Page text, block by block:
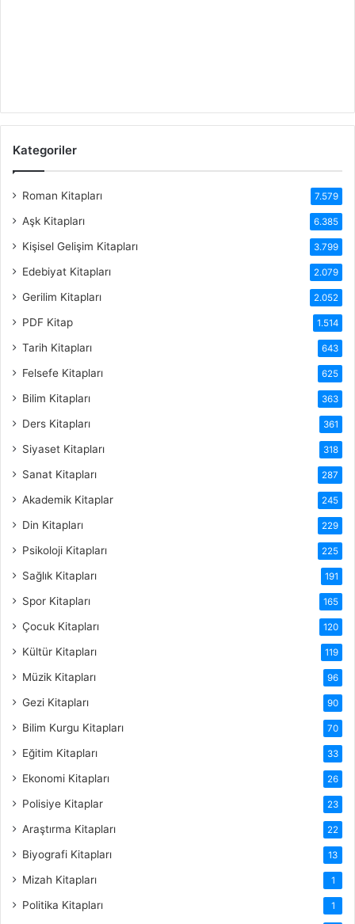
Kategoriler
Roman Kitapları 7.579
Aşk Kitapları 6.385
Kişisel Gelişim Kitapları 3.799
Edebiyat Kitapları 2.079
Gerilim Kitapları 2.052
PDF Kitap 1.514
Tarih Kitapları 643
Felsefe Kitapları 625
Bilim Kitapları 363
Ders Kitapları 361
Siyaset Kitapları 318
Sanat Kitapları 287
Akademik Kitaplar 245
Din Kitapları 229
Psikoloji Kitapları 225
Sağlık Kitapları 191
Spor Kitapları 165
Çocuk Kitapları 120
Kültür Kitapları 119
Müzik Kitapları 96
Gezi Kitapları 90
Bilim Kurgu Kitapları 70
Eğitim Kitapları 33
Ekonomi Kitapları 26
Polisiye Kitaplar 23
Araştırma Kitapları 22
Biyografi Kitapları 13
Mizah Kitapları 1
Politika Kitapları 1